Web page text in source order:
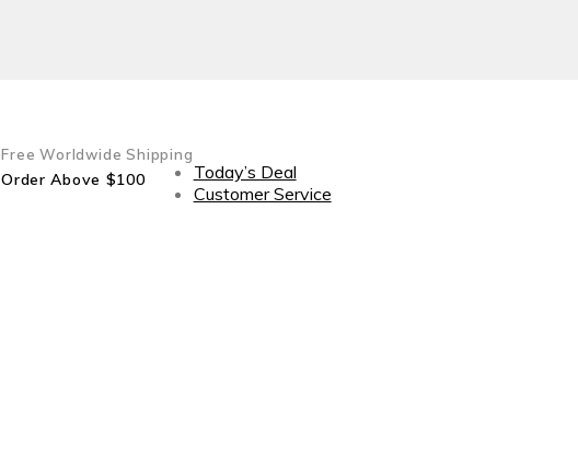
Free Worldwide Shipping
Order Above $100
Today’s Deal
Customer Service